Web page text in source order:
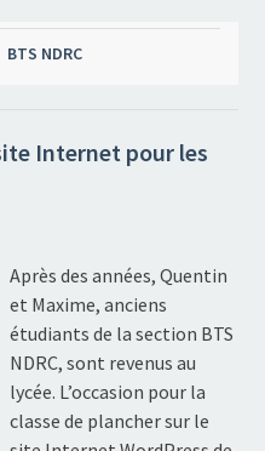
BTS NDRC
Internet pour les
Après des années, Quentin
et Maxime, anciens
étudiants de la section BTS
NDRC, sont revenus au
lycée. L’occasion pour la
classe de plancher sur le